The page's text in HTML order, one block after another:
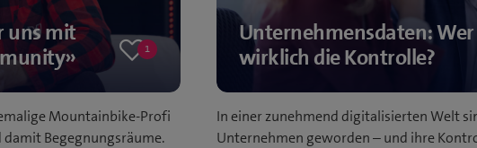
1
One
uns mit
Mountainbike-Profi
Begegnungsräume.
Unternehmensdaten:
wirklich die Kontrolle?
In einer zunehmend digitalisierten Welt
Unternehmen geworden – und ihre